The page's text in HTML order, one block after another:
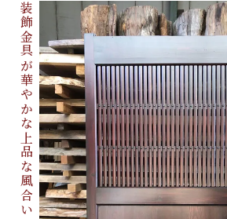
装飾金具が華やかな上品な風合い